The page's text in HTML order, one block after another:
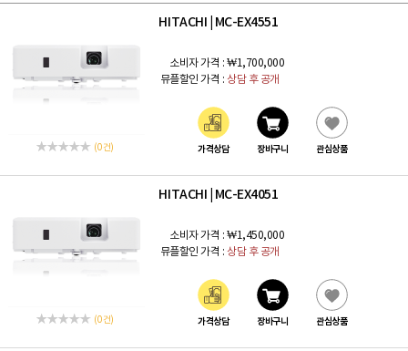
(0 건)
HITACHI MC-EX4551
소비자 가격 : ₩1,700,000
뮤플할인 가격 : 상담 후 공개
가격상담 장바구니 관심상품
(0 건)
HITACHI MC-EX4051
소비자 가격 : ₩1,450,000
뮤플할인 가격 : 상담 후 공개
가격상담 장바구니 관심상품